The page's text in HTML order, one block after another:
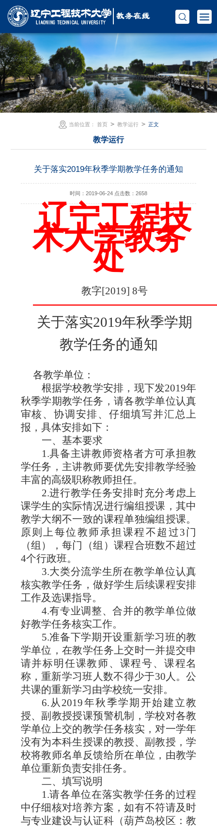
当前位置： 首页 ＞ 教学运行 ＞ 正文
教学运行
关于落实2019年秋季学期教学任务的通知
时间：2019-06-24 点击数： 2658
辽宁工程技
术大学教务
处
教字[2019] 8号
关于落实2019年秋季学期
教学任务的通知
各教学单位：
根据学校教学安排，现下发2019年
秋季学期教学任务，请各教学单位认真
审核、协调安排、仔细填写并汇总上
报，具体安排如下：
一、基本要求
1.具备主讲教师资格者方可承担教
学任务，主讲教师要优先安排教学经验
丰富的高级职称教师担任。
2.进行教学任务安排时充分考虑上
课学生的实际情况进行编组授课，其中
教学大纲不一致的课程单独编组授课。
原则上每位教师承担课程不超过3 门
（组），每门（组）课程合班数不超过
4个行政班。
3.大类分流学生所在教学单位认真
核实教学任务，做好学生后续课程安排
工作及选课指导。
4.有专业调整、合并的教学单位做
好教学任务核实工作。
5.准备下学期开设重新学习班的教
学单位，在教学任务上交时一并提交申
请并标明任课教师、课程号、课程名
称，重新学习班人数不得少于30 人。公
共课的重新学习由学校统一安排。
6. 从 2019年秋季学期开始建立教
授、副教授授课预警机制，学校对各教
学单位上交的教学任务核实，对一学年
没有为本科生授课的教授、副教授，学
校将教师名单反馈给所在单位，由教学
单位重新负责安排任务。
二、填写说明
1.请各单位在落实教学任务的过程
中仔细核对培养方案，如有不符请及时
与专业建设与认证科（葫芦岛校区：教